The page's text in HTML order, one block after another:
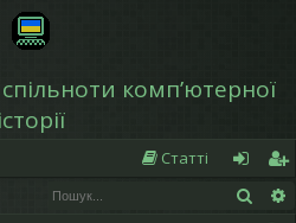
компʼютерної
історії
Статті
хі
еє